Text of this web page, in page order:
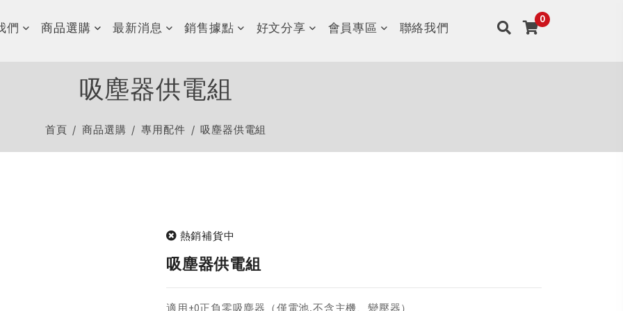
們 商品選購 最新消息 銷售據點 好文分享 會員專區 聯絡我們
吸塵器供電組
首頁 商品選購 專用配件 吸塵器供電組
熱銷補貨中
吸塵器供電組